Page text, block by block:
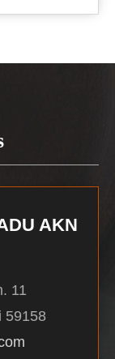
AKN
11
59158